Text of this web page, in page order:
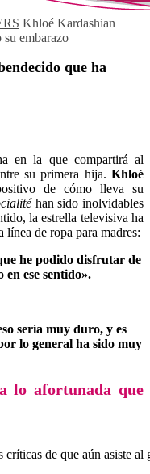
Khloé Kardashian
embarazo
que ha
en la que compartirá al
su primera hija. Khloé
de cómo lleva su
han sido inolvidables
la estrella televisiva ha
de ropa para madres:
he podido disfrutar de
ese sentido».
sería muy duro, y es
lo general ha sido muy
lo afortunada que
críticas de que aún asiste